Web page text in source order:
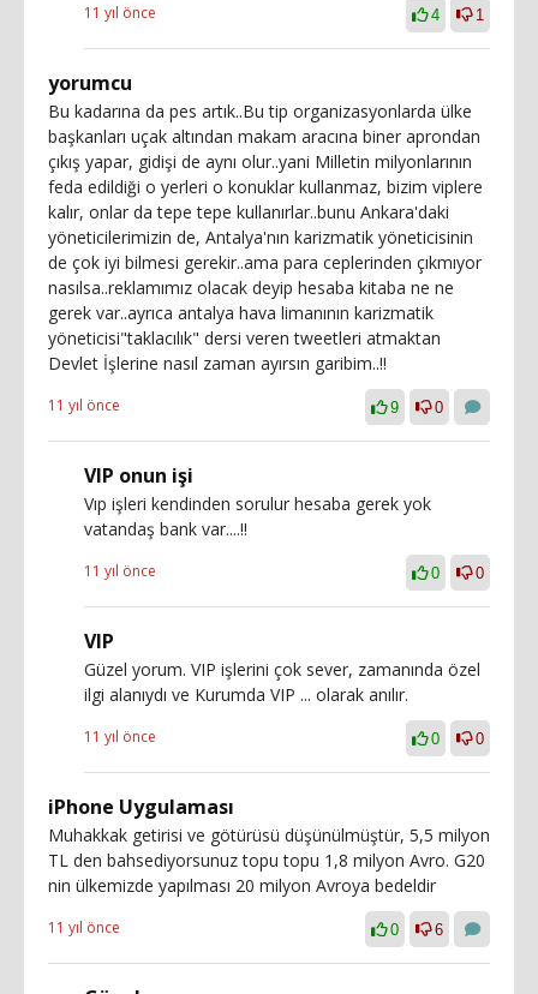
11 yıl önce 4 1
yorumcu
Bu kadarına da pes artık..Bu tip organizasyonlarda ülke
başkanları uçak altından makam aracına biner aprondan
çıkış yapar, gidişi de aynı olur..yani Milletin milyonlarının
feda edildiği o yerleri o konuklar kullanmaz, bizim viplere
kalır, onlar da tepe tepe kullanırlar..bunu Ankara'daki
yöneticilerimizin de, Antalya'nın karizmatik yöneticisinin
de çok iyi bilmesi gerekir..ama para ceplerinden çıkmıyor
nasılsa..reklamımız olacak deyip hesaba kitaba ne ne
gerek var..ayrıca antalya hava limanının karizmatik
yöneticisi"taklacılık" dersi veren tweetleri atmaktan
Devlet İşlerine nasıl zaman ayırsın garibim..!!
11 yıl önce 9 0
VIP onun işi
Vıp işleri kendinden sorulur hesaba gerek yok
vatandaş bank var....!!
11 yıl önce 0 0
VIP
Güzel yorum. VIP işlerini çok sever, zamanında özel
ilgi alanıydı ve Kurumda VIP ... olarak anılır.
11 yıl önce 0 0
iPhone Uygulaması
Muhakkak getirisi ve götürüsü düşünülmüştür, 5,5 milyon
TL den bahsediyorsunuz topu topu 1,8 milyon Avro. G20
nin ülkemizde yapılması 20 milyon Avroya bedeldir
11 yıl önce 0 6